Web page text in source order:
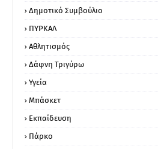
Δημοτικό Συμβούλιο
ΠΥΡΚΑΛ
Αθλητισμός
Δάφνη Τριγύρω
Υγεία
Μπάσκετ
Εκπαίδευση
Πάρκο